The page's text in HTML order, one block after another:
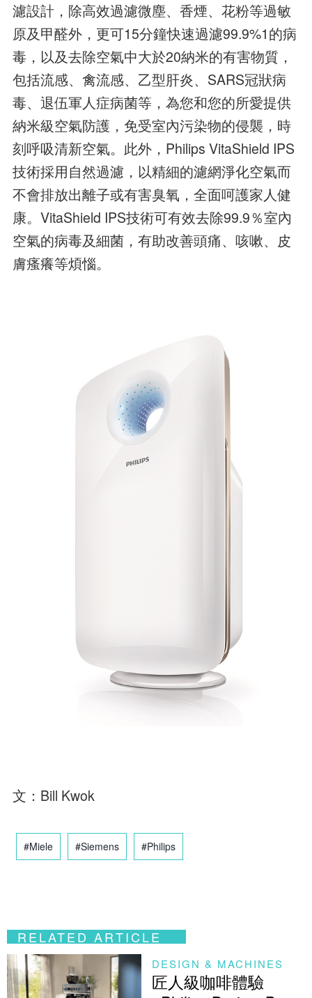
濾設計，除高效過濾微塵、香煙、花粉等過敏
原及甲醛外，更可15分鐘快速過濾99.9%1的病
毒，以及去除空氣中大於20納米的有害物質，
包括流感、禽流感、乙型肝炎、SARS冠狀病
毒、退伍軍人症病菌等，為您和您的所愛提供
納米級空氣防護，免受室內污染物的侵襲，時
刻呼吸清新空氣。此外，Philips VitaShield IPS
技術採用自然過濾，以精細的濾網淨化空氣而
不會排放出離子或有害臭氧，全面呵護家人健
康。VitaShield IPS技術可有效去除99.9％室內
空氣的病毒及細菌，有助改善頭痛、咳嗽、皮
膚瘙癢等煩惱。
文：Bill Kwok
#Miele #Siemens #Philips
RELATED ARTICLE
DESIGN & MACHINES
匠人級咖啡體驗